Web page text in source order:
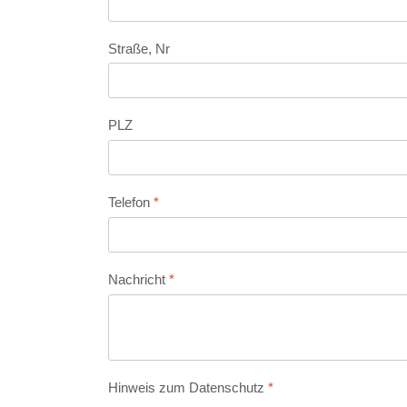
Straße, Nr
PLZ
Telefon *
Nachricht *
Hinweis zum Datenschutz *